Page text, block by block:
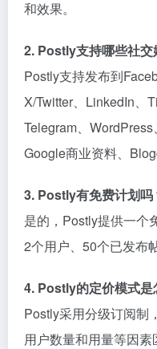
和效果。
2. Postly支持哪些社交
Postly支持发布到
X/Twitter、LinkedIn、
Telegram、WordPress
Google商业资料、
3. Postly有免费计划吗
是的，Postly提供一个
2个用户、50个已发布
4. Postly的定价模式是
Postly采用分级订阅制
用户数量和用量等因